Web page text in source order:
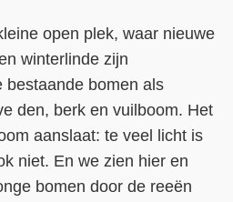
open plek, waar nieuwe
winterlinde zijn
bestaande bomen als
den, berk en vuilboom. Het
aanslaat: te veel licht is
niet. En we zien hier en
bomen door de reeën